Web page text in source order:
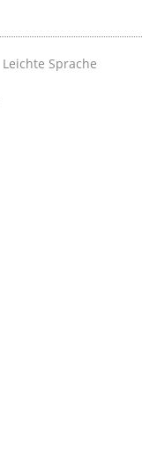
Leichte Sprache